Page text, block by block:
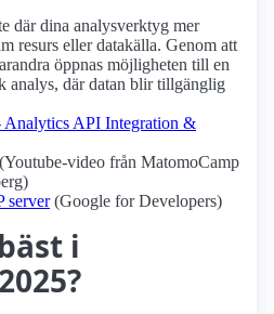
där dina analysverktyg mer
resurs eller datakälla. Genom att
öppnas möjligheten till en
analys, där datan blir tillgänglig
Analytics API Integration &
(Youtube-video från MatomoCamp
server(Google for Developers)
i